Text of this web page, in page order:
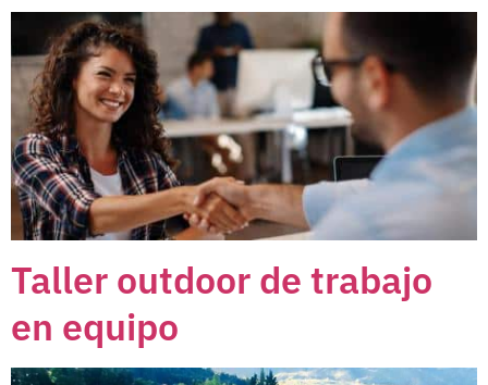
Taller outdoor de trabajo
en equipo